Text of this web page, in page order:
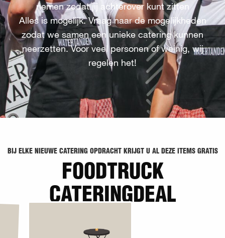
nemen zodat jij achterover kunt zitten
Alles is mogelijk. Vraag naar de mogelijkheden
zodat we samen een unieke catering kunnen
neerzetten. Voor veel personen of weinig, wij
regelen het!
BIJ ELKE NIEUWE CATERING OPDRACHT KRIJGT U AL DEZE ITEMS GRATIS
FOODTRUCK
CATERINGDEAL